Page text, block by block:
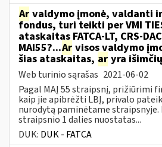
Ar valdymo įmonė, valdanti
fondus, turi teikti per VMI
ataskaitas FATCA-LT, CRS-
MAI55?...Ar visos valdymo
šias ataskaitas, ar yra
Web turinio sąrašas 2021-06-02
Pagal MAĮ 55 straipsnį, prižiūrimi
kaip jie apibrėžti LBĮ, privalo
nurodytą paminėtame straipsnyje.
straipsnio 1 dalies nuostatas...
DUK: DUK - FATCA